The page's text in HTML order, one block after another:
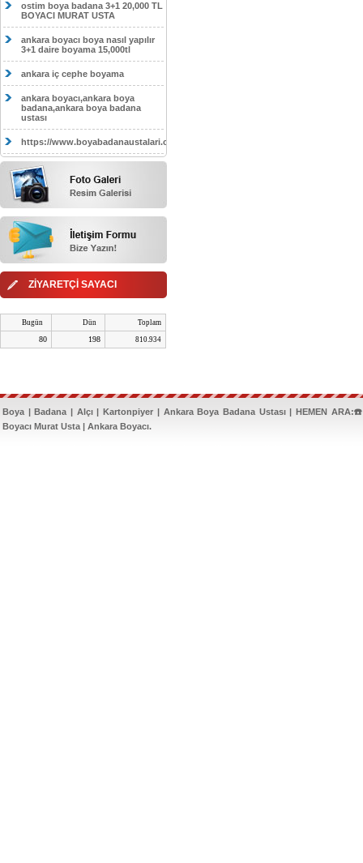
ostim boya badana 3+1 20,000 TL
BOYACI MURAT USTA
ankara boyacı boya nasıl yapılır
3+1 daire boyama 15,000tl
ankara iç cephe boyama
ankara boyacı,ankara boya
badana,ankara boya badana
ustası
https://www.boyabadanaustalari.com/
ZİYARETÇİ SAYACI
Bugün Dün Toplam
80 198 810.934
Boya | Badana | Alçı | Kartonpiyer | Ankara Boya Badana Ustası | HEMEN
Boyacı Murat Usta | Ankara Boyacı.